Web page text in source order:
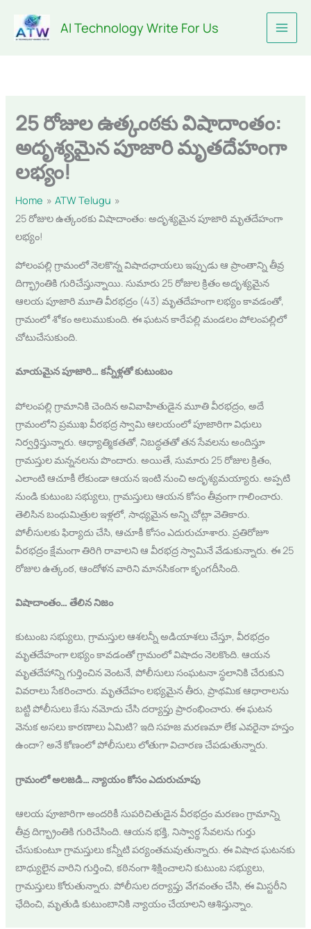
content
AI Technology Write For Us
25 రోజుల ఉత్కంఠకు విషాదాంతం:
అదృశ్యమైన పూజారి మృతదేహంగా
లభ్యం!
Home
ATW Telugu
25 రోజుల ఉత్కంఠకు విషాదాంతం: అదృశ్యమైన పూజారి మృతదేహంగా
లభ్యం!
పోలంపల్లి గ్రామంలో నెలకొన్న విషాదఛాయలు ఇప్పుడు ఆ ప్రాంతాన్ని తీవ్ర
దిగ్భ్రాంతికి గురిచేస్తున్నాయి. సుమారు 25 రోజుల క్రితం అదృశ్యమైన
ఆలయ పూజారి మూతి వీరభద్రం (43) మృతదేహంగా లభ్యం కావడంతో,
గ్రామంలో శోకం అలుముకుంది. ఈ ఘటన కారేపల్లి మండలం పోలంపల్లిలో
చోటుచేసుకుంది.
మాయమైన పూజారి… కన్నీళ్లతో కుటుంబం
పోలంపల్లి గ్రామానికి చెందిన అవివాహితుడైన మూతి వీరభద్రం, అదే
గ్రామంలోని ప్రముఖ వీరభద్ర స్వామి ఆలయంలో పూజారిగా విధులు
నిర్వర్తిస్తున్నారు. ఆధ్యాత్మికతతో, నిబద్ధతతో తన సేవలను అందిస్తూ
గ్రామస్తుల మన్ననలను పొందారు. అయితే, సుమారు 25 రోజుల క్రితం,
ఎలాంటి ఆచూకీ లేకుండా ఆయన ఇంటి నుంచి అదృశ్యమయ్యారు. అప్పటి
నుండి కుటుంబ సభ్యులు, గ్రామస్తులు ఆయన కోసం తీవ్రంగా గాలించారు.
తెలిసిన బంధుమిత్రుల ఇళ్లలో, సాధ్యమైన అన్ని చోట్లా వెతికారు.
పోలీసులకు ఫిర్యాదు చేసి, ఆచూకీ కోసం ఎదురుచూశారు. ప్రతిరోజూ
వీరభద్రం క్షేమంగా తిరిగి రావాలని ఆ వీరభద్ర స్వామినే వేడుకున్నారు. ఈ 25
రోజుల ఉత్కంఠ, ఆందోళన వారిని మానసికంగా కృంగదీసింది.
విషాదాంతం… తేలిన నిజం
కుటుంబ సభ్యులు, గ్రామస్తుల ఆశలన్నీ అడియాశలు చేస్తూ, వీరభద్రం
మృతదేహంగా లభ్యం కావడంతో గ్రామంలో విషాదం నెలకొంది. ఆయన
మృతదేహాన్ని గుర్తించిన వెంటనే, పోలీసులు సంఘటనా స్థలానికి చేరుకుని
వివరాలు సేకరించారు. మృతదేహం లభ్యమైన తీరు, ప్రాథమిక ఆధారాలను
బట్టి పోలీసులు కేసు నమోదు చేసి దర్యాప్తు ప్రారంభించారు. ఈ ఘటన
వెనుక అసలు కారణాలు ఏమిటి? ఇది సహజ మరణమా లేక ఎవరైనా హస్తం
ఉందా? అనే కోణంలో పోలీసులు లోతుగా విచారణ చేపడుతున్నారు.
గ్రామంలో అలజడి… న్యాయం కోసం ఎదురుచూపు
ఆలయ పూజారిగా అందరికీ సుపరిచితుడైన వీరభద్రం మరణం గ్రామాన్ని
తీవ్ర దిగ్భ్రాంతికి గురిచేసింది. ఆయన భక్తి, నిస్వార్థ సేవలను గుర్తు
చేసుకుంటూ గ్రామస్తులు కన్నీటి పర్యంతమవుతున్నారు. ఈ విషాద ఘటనకు
బాధ్యులైన వారిని గుర్తించి, కఠినంగా శిక్షించాలని కుటుంబ సభ్యులు,
గ్రామస్తులు కోరుతున్నారు. పోలీసుల దర్యాప్తు వేగవంతం చేసి, ఈ మిస్టరీని
ఛేదించి, మృతుడి కుటుంబానికి న్యాయం చేయాలని ఆశిస్తున్నాం.